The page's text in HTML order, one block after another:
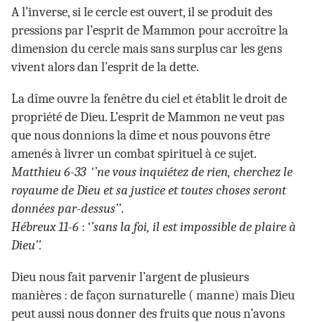
A l’inverse, si le cercle est ouvert, il se produit des
pressions par l’esprit de Mammon pour accroître la
dimension du cercle mais sans surplus car les gens
vivent alors dan l’esprit de la dette.
La dîme ouvre la fenêtre du ciel et établit le droit de
propriété de Dieu. L’esprit de Mammon ne veut pas
que nous donnions la dîme et nous pouvons être
amenés à livrer un combat spirituel à ce sujet.
Matthieu 6-33‘’ne vous inquiétez de rien, cherchez le
royaume de Dieu et sa justice et toutes choses seront
données par-dessus’’.
Hébreux 11-6 : ‘’sans la foi, il est impossible de plaire à
Dieu’’.
Dieu nous fait parvenir l’argent de plusieurs
manières : de façon surnaturelle ( manne) mais Dieu
peut aussi nous donner des fruits que nous n’avons